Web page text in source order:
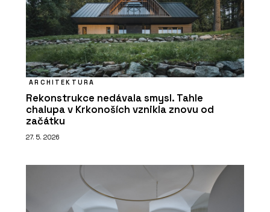
ARCHITEKTURA
Rekonstrukce nedávala smysl. Tahle
chalupa v Krkonoších vznikla znovu od
začátku
27. 5. 2026